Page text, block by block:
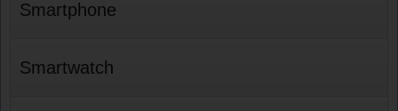
Smartphone
Smartwatch